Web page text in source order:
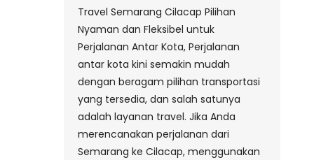
Travel Semarang Cilacap Pilihan
Nyaman dan Fleksibel untuk
Perjalanan Antar Kota, Perjalanan
antar kota kini semakin mudah
dengan beragam pilihan transportasi
yang tersedia, dan salah satunya
adalah layanan travel. Jika Anda
merencanakan perjalanan dari
Semarang ke Cilacap, menggunakan